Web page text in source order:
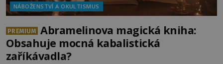
NÁBOŽENSTVÍ A OKULTISMUS
PREMIUM
Abramelinova magická kniha:
Obsahuje mocná kabalistická
zaříkávadla?